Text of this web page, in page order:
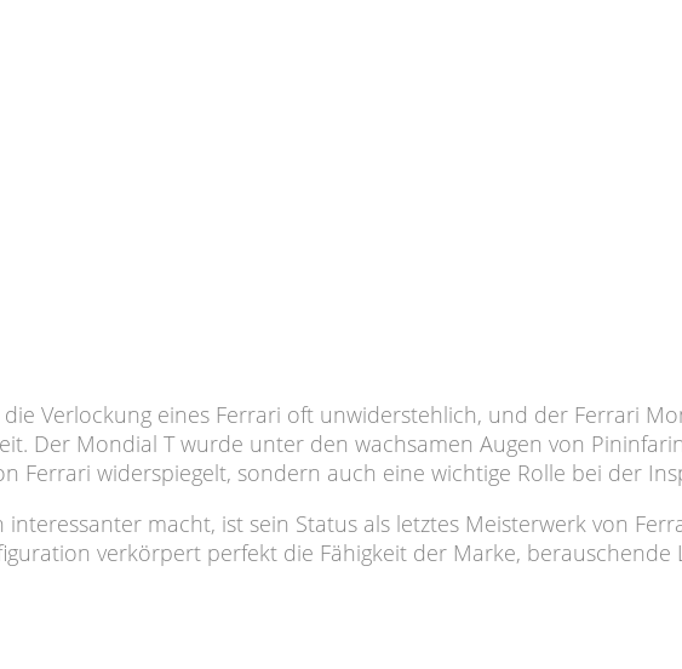
Verlockung eines Ferrari oft unwiderstehlich, und der Ferrari
Der Mondial T wurde unter den wachsamen Augen von
Ferrari widerspiegelt, sondern auch eine wichtige Rolle bei der
interessanter macht, ist sein Status als letztes Meisterwerk von
verkörpert perfekt die Fähigkeit der Marke, berauschende